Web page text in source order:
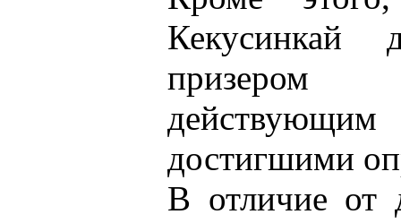
призером
достигшими
В отличие от